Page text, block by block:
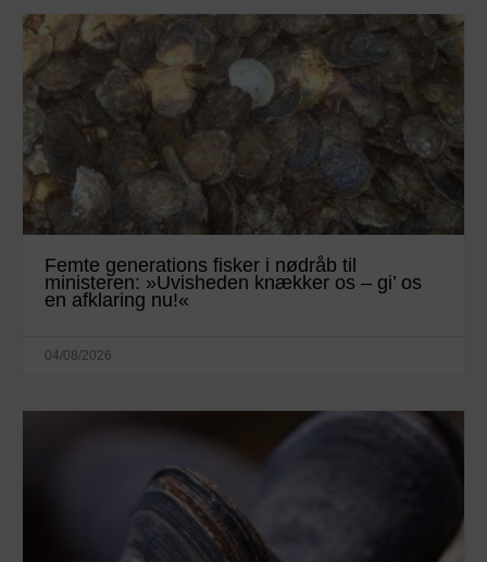
Femte generations fisker i nødråb til
ministeren: »Uvisheden knækker os – gi’ os
en afklaring nu!«
04/08/2026